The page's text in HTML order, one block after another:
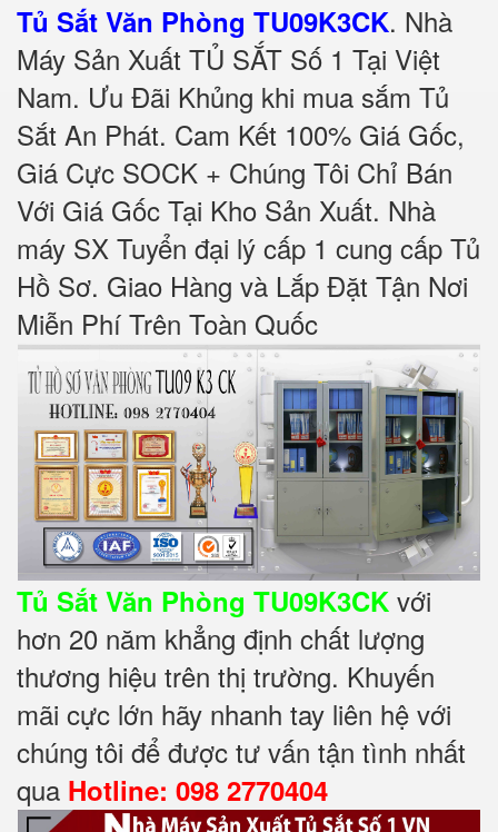
Tủ Sắt Văn Phòng TU09K3CK. Nhà
Máy Sản Xuất TỦ SẮT Số 1 Tại Việt
Nam. Ưu Đãi Khủng khi mua sắm Tủ
Sắt An Phát. Cam Kết 100% Giá Gốc,
Giá Cực SOCK + Chúng Tôi Chỉ Bán
Với Giá Gốc Tại Kho Sản Xuất. Nhà
máy SX Tuyển đại lý cấp 1 cung cấp Tủ
Hồ Sơ. Giao Hàng và Lắp Đặt Tận Nơi
Miễn Phí Trên Toàn Quốc
Tủ Sắt Văn Phòng TU09K3CK với
hơn 20 năm khẳng định chất lượng
thương hiệu trên thị trường. Khuyến
mãi cực lớn hãy nhanh tay liên hệ với
chúng tôi để được tư vấn tận tình nhất
qua Hotline: 098 2770404